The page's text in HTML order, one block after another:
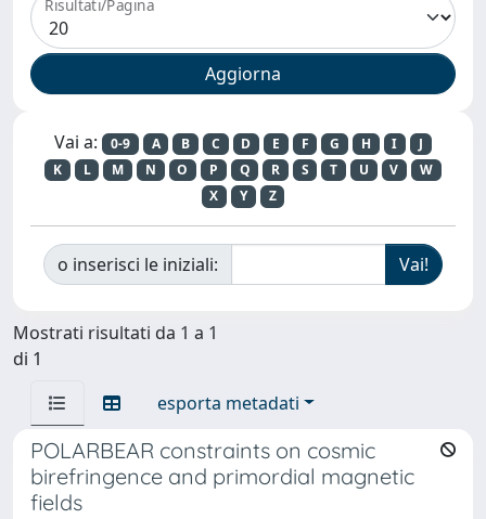
Risultati/Pagina
Vai a: 0-9 A B C D E F G H I
J
K
L M N O P Q R S T U V
W
X
Y Z
o inserisci le iniziali:
Mostrati risultati da 1 a 1
di 1
esporta metadati
POLARBEAR constraints on cosmic
birefringence and primordial magnetic
fields